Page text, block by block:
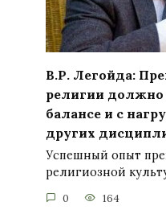
В.Р. Легойда:
религии должно
балансе и с
других
Успешный опыт
религиозной
0 164